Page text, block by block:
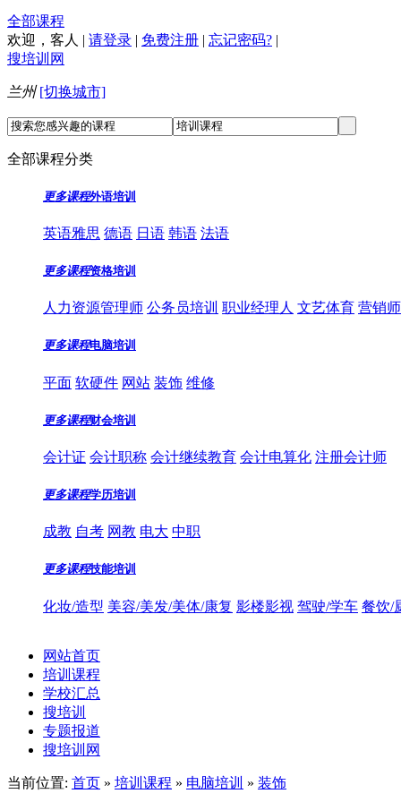
全部课程
欢迎， 客人 | 请登录 | 免费注册 | 忘记密码? |
搜培训网
兰州 [切换城市]
全部课程分类
更多课程外语培训
英语雅思 德语 日语 韩语 法语
更多课程资格培训
人力资源管理师 公务员培训 职业经理人 文艺体育 营销
更多课程电脑培训
平面 软硬件 网站 装饰 维修
更多课程财会培训
会计证 会计职称 会计继续教育 会计电算化 注册会计师
更多课程学历培训
成教 自考 网教 电大 中职
更多课程技能培训
化妆/造型 美容/美发/美体/康复 影楼影视 驾驶/学车 餐饮/
网站首页
培训课程
学校汇总
搜培训
专题报道
搜培训网
当前位置: 首页 » 培训课程 » 电脑培训 » 装饰